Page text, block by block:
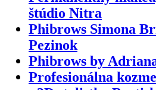
štúdio Nitra
Phibrows Simona
Pezinok
Phibrows by
Profesionálna